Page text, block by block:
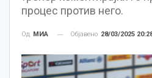
процес против него.
Од МИА Објавено 28/03/2025